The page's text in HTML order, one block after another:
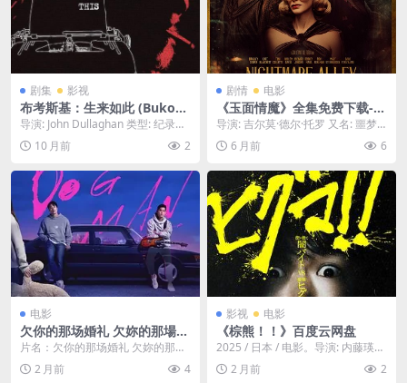
剧集 影视
布考斯基：生来如此 (Bukow
ski: Born into This) – 2003 –
纪录片/传记 – 百度网盘免费
下载✍️深入探究美国传奇“酒
活、创作与不羁人生，一部充
满原始力量的纪录片。✍️｜ U
导演: John Dullaghan 类型: 纪录片
/ 传记 制片国家/地区:...
10 月前 2
剧情 电影
《玉面情魔》全集免费下载-2
021-全网难找版本收集 – 剧
情/惊悚 – [US][夸克网盘/百度
网盘]
导演: 吉尔莫·德尔·托罗 又名: 噩梦
巷 / 夜路(台) 资源下载：玉面情魔
百...6 月前 6
电影
欠你的那场婚礼 欠妳的那場婚
禮 / Dogman
片名：欠你的那场婚礼 欠妳的那場
婚禮 / Dogman 分类：电影 详情介
绍 《...
2 月前 4
影视 电影
《棕熊！！》百度云网盘
2025 / 日本 / 电影。导演: 内藤瑛亮
编剧: 内藤瑛亮 主演: 铃木福...
2 月前 2